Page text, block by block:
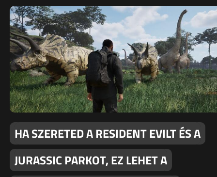
HA SZERETED A RESIDENT EVILT ÉS A
JURASSIC PARKOT, EZ LEHET A